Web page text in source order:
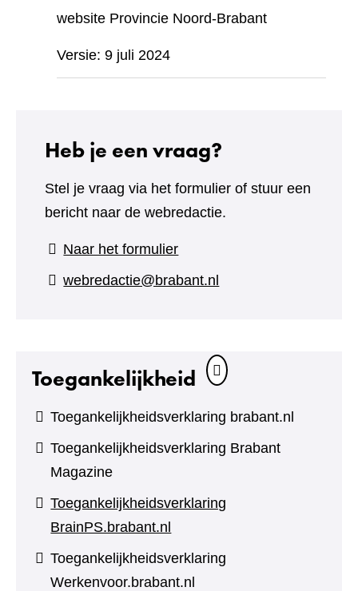
website Provincie Noord-Brabant
Versie: 9 juli 2024
Heb je een vraag?
Stel je vraag via het formulier of stuur een
bericht naar de webredactie.
Naar het formulier(verwijst
naar
webredactie@brabant.nl
Toegankelijkheid
Toegankelijkheidsverklaring brabant.nl
Toegankelijkheidsverklaring Brabant
Magazine
Toegankelijkheidsverklaring
BrainPS.brabant.nl
Toegankelijkheidsverklaring
Werkenvoor.brabant.nl